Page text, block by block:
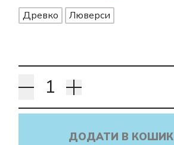
Древко Люверси
ДОДАТИ В КОШИК